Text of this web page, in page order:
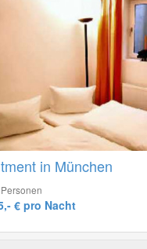
in München
€ pro Nacht